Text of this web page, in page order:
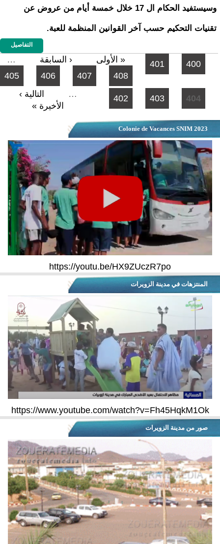
وسيستفيد الحكام ال 17 خلال خمسة أيام من عروض عن
تقنيات التحكيم حسب آخر القوانين المنظمة للعبة.
التفاصيل
الصفحات « الأولى ‹ السابقة … 400
401
402 403 404
405 406 407
408
…
التالية ›
الأخيرة »
Colonie de Vacances SNIM 2023
https://youtu.be/HX9ZUczR7po
المنتزهات في مدينة الزويرات
https://www.youtube.com/watch?v=Fh45HqkM1Ok
صور من مدينة الزويرات